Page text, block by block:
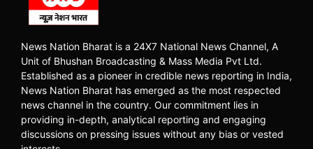
News Nation Bharat is a 24X7 National News Channel, A
Unit of Bhushan Broadcasting & Mass Media Pvt Ltd.
Established as a pioneer in credible news reporting in India,
News Nation Bharat has emerged as the most respected
news channel in the country. Our commitment lies in
providing in-depth, analytical reporting and engaging
discussions on pressing issues without any bias or vested